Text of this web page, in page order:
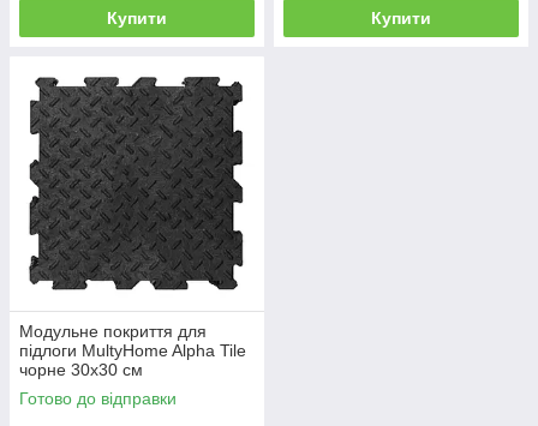
Купити Купити
Модульне покриття для
підлоги MultyHome Alpha Tile
чорне 30х30 см
Готово до відправки